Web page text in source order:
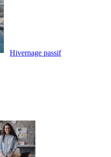
Hivernage passif